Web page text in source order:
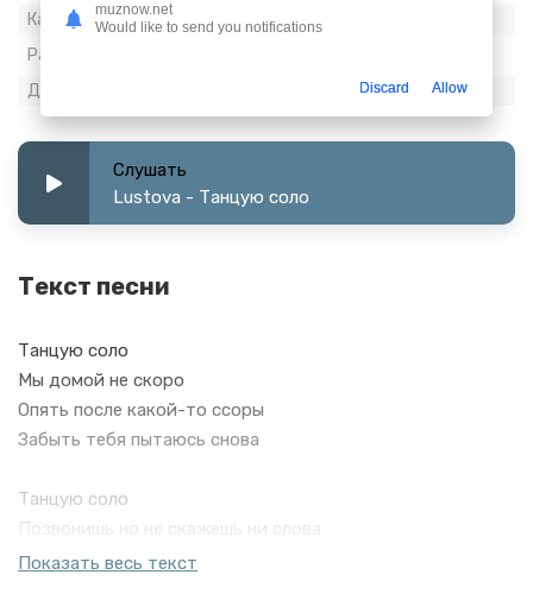
Качество:
320 kbps, Stereo
Размер:
Длительность:
Слушать
Lustova - Танцую соло
Текст песни
Танцую соло
Мы домой не скоро
Опять после какой-то ссоры
Забыть тебя пытаюсь снова
Танцую соло
Позвонишь но не скажешь ни слова
Я снова домой автостопом
Показать весь текст
muznow.net
Would like to send you notifications
Discard Allow